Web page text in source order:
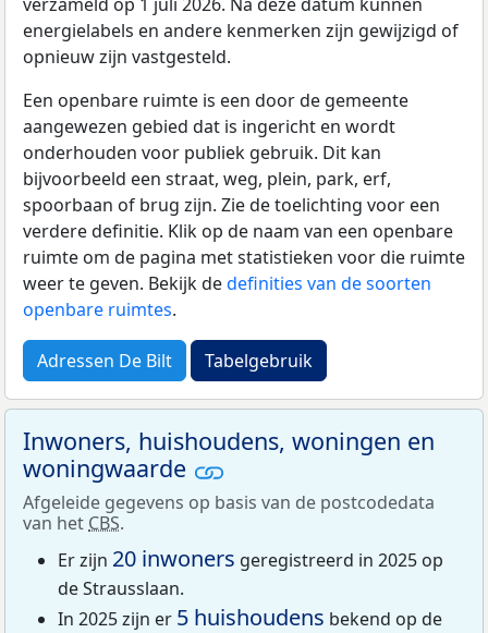
energielabels en andere kenmerken zijn gewijzigd of
opnieuw zijn vastgesteld.
Een openbare ruimte is een door de gemeente
aangewezen gebied dat is ingericht en wordt
onderhouden voor publiek gebruik. Dit kan
bijvoorbeeld een straat, weg, plein, park, erf,
spoorbaan of brug zijn. Zie de toelichting voor een
verdere definitie. Klik op de naam van een openbare
ruimte om de pagina met statistieken voor die ruimte
weer te geven. Bekijk dedefinities van de soorten
openbare ruimtes.
Adressen De Bilt Tabelgebruik
Inwoners, huishoudens, woningen en
woningwaarde
Afgeleide gegevens op basis van de postcodedata
van het CBS.
Er zijn 20 inwoners geregistreerd in 2025 op
de Strausslaan.
In 2025 zijn er 5 huishoudens bekend op de